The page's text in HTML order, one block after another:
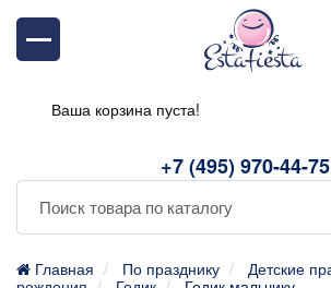
+7 (495) 970-44-75
Ваша корзина пуста!
Главная По празднику Детские